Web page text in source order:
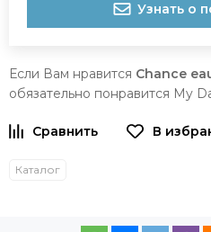
Узнать о
Если Вам нравится Chance
обязательно понравится My
Каталог